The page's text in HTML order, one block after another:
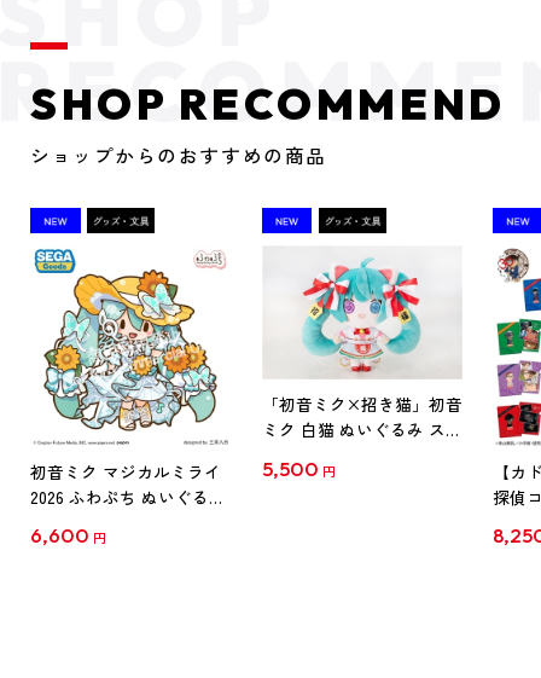
SHOP RECOMMEND
ショップからのおすすめの商品
初音ミク マジカルミライ
2026 ふわぷち ぬいぐるみ
6,600 円
「初音ミク×招き猫」初音
ミク 白猫 ぬいぐるみ スタ
5,500 円
【カ
探偵
クリ